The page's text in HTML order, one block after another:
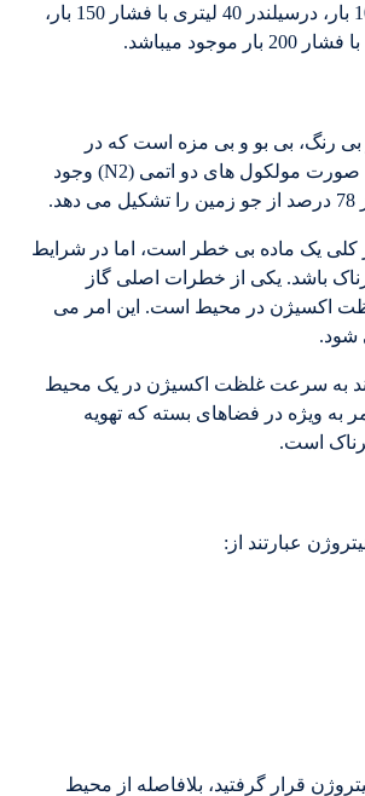
10لیتری با فشار 100 بار، درسیلندر 40 لیتری با فشار 150 بار،
بی رنگ، بی بو و بی مزه است که در
شرایط استاندارد به صورت مولکول های دو اتمی (N2) وجود
کلی یک ماده بی خطر است، اما در شرایط
باشد. یکی از خطرات اصلی گاز
اکسیژن در محیط است. این امر می
شود.
به سرعت غلظت اکسیژن در یک محیط
به ویژه در فضاهای بسته که تهویه
است.
عبارتند از:
قرار گرفتید، بلافاصله از محیط